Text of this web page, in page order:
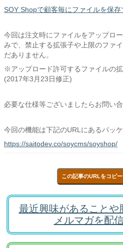
SOY Shopで顧客毎にファイルを保
今回は注文時にファイルをアップロ
みで、禁止する拡張子や上限のファ
だありません。
※アップロード許可するファイルの拡
(2017年3月23日修正)
必要な仕様等ございましたらお問い
今回の機能は下記のURLにあるパッ
https://saitodev.co/soycms/soyshop/
この記事のURLをコピー
最近興味があることや
メルマガを配